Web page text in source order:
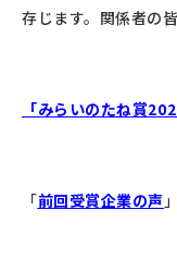
存じます。関係者の
「みらいのたね賞
「前回受賞企業の声 」